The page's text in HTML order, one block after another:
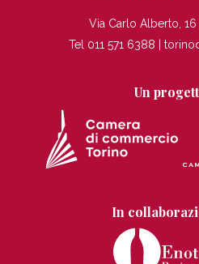
Via Carlo Alberto,
Tel 011 571 6388 |
Un
In